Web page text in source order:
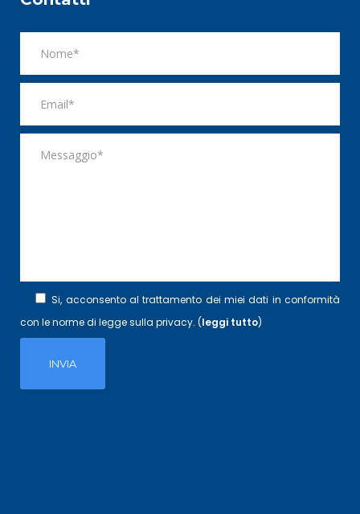
Si, acconsento al trattamento dei miei dati in conformità
con le norme di legge sulla privacy. (leggi tutto)